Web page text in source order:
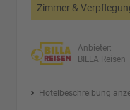
Zimmer &
Anbieter:
BILLA Reisen
Hotelbeschreibung